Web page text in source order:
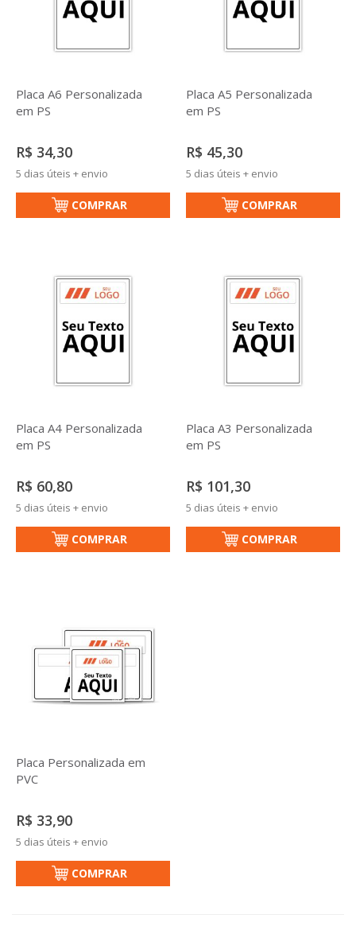
Placa A6 Personalizada
em PS
R$ 34,30
5 dias úteis + envio
COMPRAR
Placa A5 Personalizada
em PS
R$ 45,30
5 dias úteis + envio
COMPRAR
Placa A4 Personalizada
em PS
R$ 60,80
5 dias úteis + envio
COMPRAR
Placa A3 Personalizada
em PS
R$ 101,30
5 dias úteis + envio
COMPRAR
Placa Personalizada em
PVC
R$ 33,90
5 dias úteis + envio
COMPRAR